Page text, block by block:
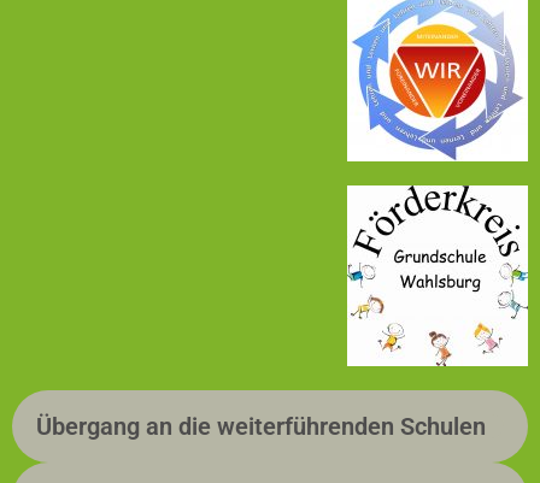
Übergang an die weiterführenden Schulen